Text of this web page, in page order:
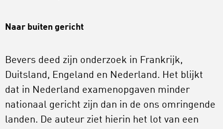
Naar buiten gericht
Bevers deed zijn onderzoek in Frankrijk,
Duitsland, Engeland en Nederland. Het blijkt
dat in Nederland examenopgaven minder
nationaal gericht zijn dan in de ons omringende
landen. De auteur ziet hierin het lot van een